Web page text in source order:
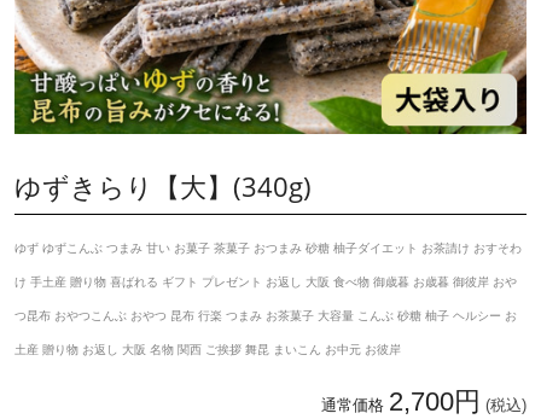
ゆずきらり【大】(340g)
ゆず ゆずこんぶ つまみ 甘い お菓子 茶菓子 おつまみ 砂糖 柚子ダイエット お茶請け おすそわ
け 手土産 贈り物 喜ばれる ギフト プレゼント お返し 大阪 食べ物 御歳暮 お歳暮 御彼岸 おや
つ昆布 おやつこんぶ おやつ 昆布 行楽 つまみ お茶菓子 大容量 こんぶ 砂糖 柚子 ヘルシー お
土産 贈り物 お返し 大阪 名物 関西 ご挨拶 舞昆 まいこん お中元 お彼岸
通常価格 2,700円 (税込)